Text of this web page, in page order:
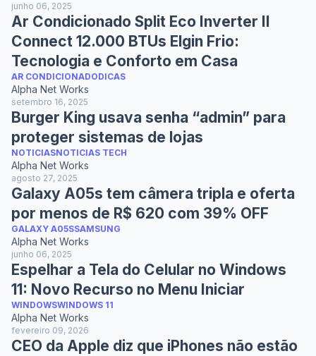
junho 06, 2025
Ar Condicionado Split Eco Inverter II
Connect 12.000 BTUs Elgin Frio:
Tecnologia e Conforto em Casa
AR CONDICIONADODICAS
Alpha Net Works
setembro 16, 2025
Burger King usava senha “admin” para
proteger sistemas de lojas
NOTICIASNOTICIAS TECH
Alpha Net Works
agosto 27, 2025
Galaxy A05s tem câmera tripla e oferta
por menos de R$ 620 com 39% OFF
GALAXY A05SSAMSUNG
Alpha Net Works
junho 06, 2025
Espelhar a Tela do Celular no Windows
11: Novo Recurso no Menu Iniciar
WINDOWSWINDOWS 11
Alpha Net Works
fevereiro 09, 2026
CEO da Apple diz que iPhones não estão